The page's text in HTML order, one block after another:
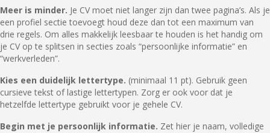
Meer is minder. Je CV moet niet langer zijn dan twee pagina’s. Als je
een profiel sectie toevoegt houd deze dan tot een maximum van
drie regels. Om alles makkelijk leesbaar te houden is het handig om
je CV op te splitsen in secties zoals “persoonlijke informatie” en
“werkverleden”.
Kies een duidelijk lettertype. (minimaal 11 pt). Gebruik geen
cursieve tekst of lastige lettertypen. Zorg er ook voor dat je
hetzelfde lettertype gebruikt voor je gehele CV.
Begin met je persoonlijk informatie. Zet hier je naam, volledige